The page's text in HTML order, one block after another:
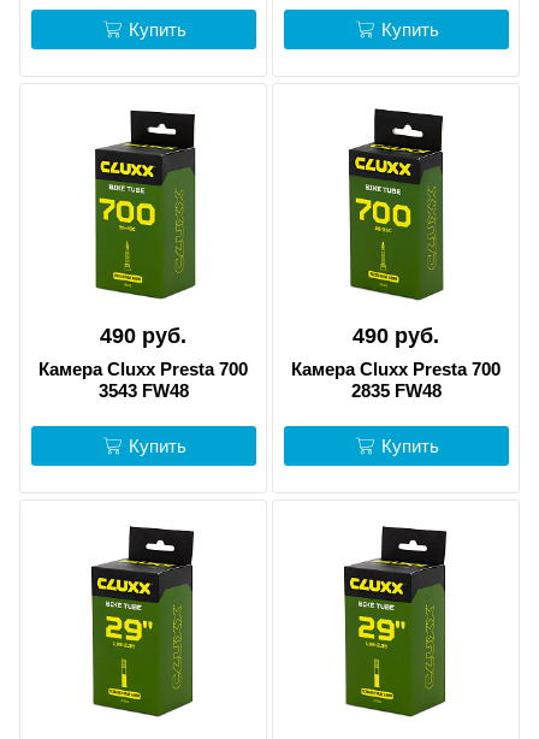
Купить Купить
490 руб.
Камера Cluxx Presta 700
3543 FW48
Купить
490 руб.
Камера Cluxx Presta 700
2835 FW48
Купить